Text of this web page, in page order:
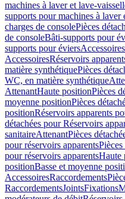
machines à laver et lave-
supports pour machines à laver
charges de consolePièces
de consoleBâti-supports pour
supports pour éviersAccessoires
AccessoiresRéservoirs
matière synthétiquePièces
WC, en matière synthétique
AttenantHaute positionPièces
moyenne positionPièces
positionRéservoirs apparents
détachées pour Réservoirs
sanitaireAttenantPièces
pour réservoirs apparentsPièces
pour réservoirs apparentsHaute
positionBasse et moyenne
AccessoiresRaccordements
RaccordementsJointsFixations